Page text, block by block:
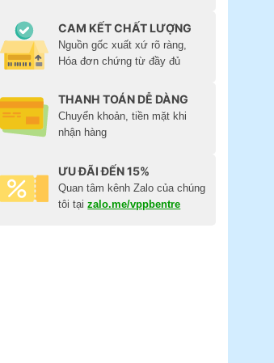
CAM KẾT CHẤT LƯỢNG
Nguồn gốc xuất xứ rõ ràng,
Hóa đơn chứng từ đầy đủ
THANH TOÁN DỄ DÀNG
Chuyển khoản, tiền mặt khi
nhận hàng
ƯU ĐÃI ĐẾN 15%
Quan tâm kênh Zalo của chúng
tôi tạizalo.me/vppbentre